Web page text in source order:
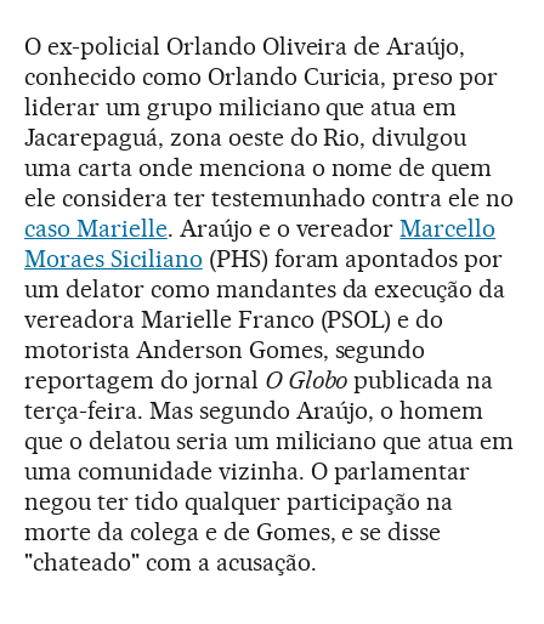
O ex-policial Orlando Oliveira de Araújo,
conhecido como Orlando Curicia, preso por
liderar um grupo miliciano que atua em
Jacarepaguá, zona oeste do Rio, divulgou
uma carta onde menciona o nome de quem
ele considera ter testemunhado contra ele no
caso Marielle. Araújo e o vereadorMarcello
Moraes Siciliano (PHS) foram apontados por
um delator como mandantes da execução da
vereadora Marielle Franco (PSOL) e do
motorista Anderson Gomes, segundo
reportagem do jornal O Globo publicada na
terça-feira. Mas segundo Araújo, o homem
que o delatou seria um miliciano que atua em
uma comunidade vizinha. O parlamentar
negou ter tido qualquer participação na
morte da colega e de Gomes, e se disse
"chateado" com a acusação.